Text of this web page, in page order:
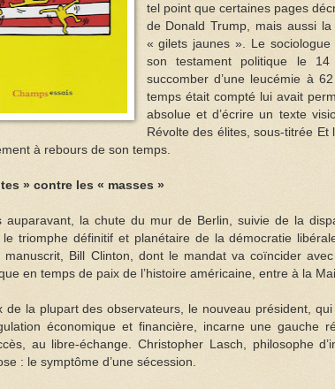
tel point que certaines pages
de Donald Trump, mais aussi
« gilets jaunes ». Le
son testament politique le
succomber d’une leucémie à
temps était compté lui avait
absolue et d’écrire un texte
Révolte des élites, sous-titrée
à rebours de son temps.
» contre les « masses »
auparavant, la chute du mur de Berlin, suivie de la
le triomphe définitif et planétaire de la démocratie
manuscrit, Bill Clinton, dont le mandat va coïncider
en temps de paix de l’histoire américaine, entre à la
de la plupart des observateurs, le nouveau président,
économique et financière, incarne une gauche
au libre-échange. Christopher Lasch, philosophe
: le symptôme d’une sécession.